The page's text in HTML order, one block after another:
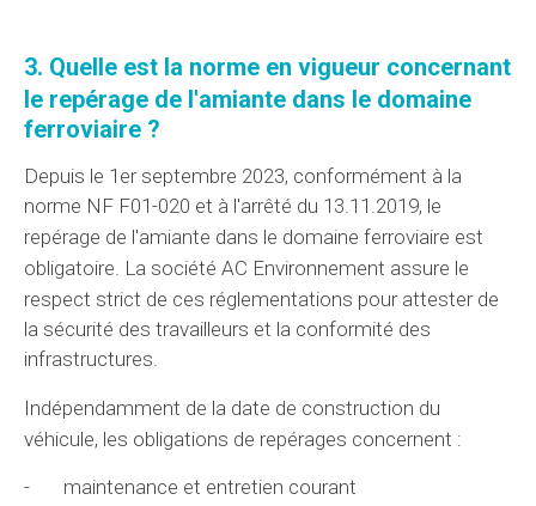
3. Quelle est la norme en vigueur concernant
le repérage de l'amiante dans le domaine
ferroviaire ?
Depuis le 1er septembre 2023, conformément à la
norme NF F01-020 et à l'arrêté du 13.11.2019, le
repérage de l'amiante dans le domaine ferroviaire est
obligatoire La société AC Environnement assure le
respect strict de ces réglementations pour attester de
la sécurité des travailleurs et la conformité des
infrastructures.
Indépendamment de la date de construction du
véhicule, les obligations de repérages concernent :
-
maintenance et entretien courant